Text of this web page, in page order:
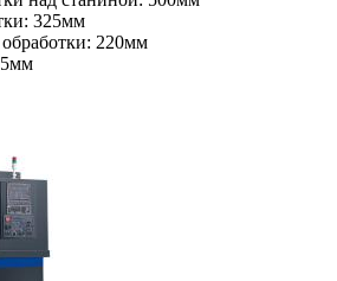
325мм
220мм